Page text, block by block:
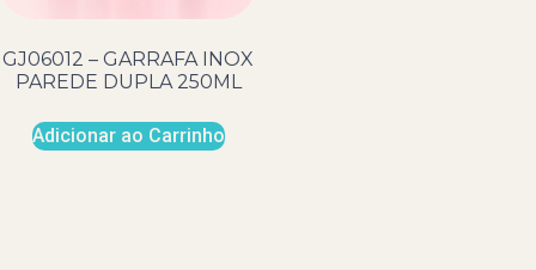
GJ06012 – GARRAFA INOX
PAREDE DUPLA 250ML
Adicionar ao Carrinho